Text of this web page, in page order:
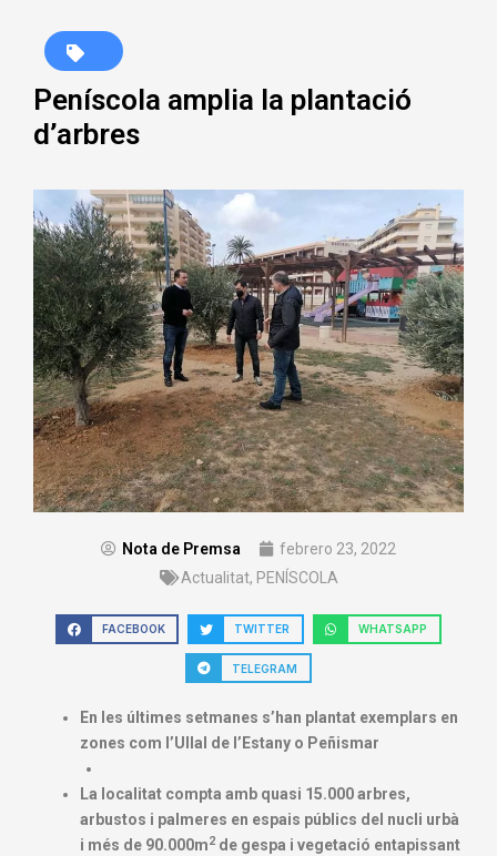
Peníscola amplia la plantació
d’arbres
Nota de Premsa
febrero 23, 2022
Actualitat, PENÍSCOLA
FACEBOOK TWITTER WHATSAPP
TELEGRAM
En les últimes setmanes s’han plantat exemplars en
zones com l’Ullal de l’Estany o Peñismar
La localitat compta amb quasi 15.000 arbres,
arbustos i palmeres en espais públics del nucli urbà
i més de 90.000m2 de gespa i vegetació entapissant